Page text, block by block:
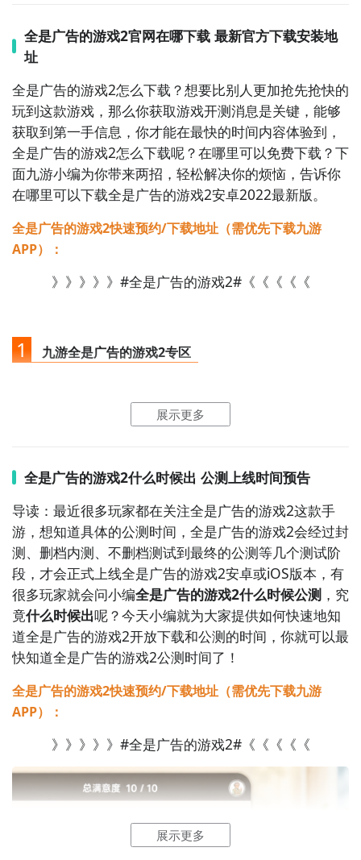
谜益智休闲游戏的玩家- 关注互联网适老化问题的朋友#
反广告 #防诈骗 #适老化 #亲情 #休闲益智 #解谜 #独
2、全是广告的游戏2图片欣赏：
全是广告的游戏2官网在哪下载 最新官方下载安装地
址
全是广告的游戏2怎么下载？想要比别人更加抢先抢快的
玩到这款游戏，那么你获取游戏开测消息是关键，能够
获取到第一手信息，你才能在最快的时间内容体验到，
全是广告的游戏2怎么下载呢？在哪里可以免费下载？下
面九游小编为你带来两招，轻松解决你的烦恼，告诉你
在哪里可以下载全是广告的游戏2安卓2022最新版。
全是广告的游戏2快速预约/下载地址（需优先下载九游
APP）：
》》》》》#全是广告的游戏2#《《《《《
1 九游全是广告的游戏2专区
，搜索全是广告的游戏2，进入之后你
会看到一个下载按钮，分别是【高速下载】
好的解决下载耗时长的问题。如图所示：
展示更多
全是广告的游戏2什么时候出 公测上线时间预告
导读：最近很多玩家都在关注全是广告的游戏2这款手
游，想知道具体的公测时间，全是广告的游戏2会经过封
测、删档内测、不删档测试到最终的公测等几个测试阶
段，才会正式上线全是广告的游戏2安卓或iOS版本，有
很多玩家就会问小编全是广告的游戏2什么时候公测，究
竟什么时候出呢？今天小编就为大家提供如何快速地知
道全是广告的游戏2开放下载和公测的时间，你就可以最
快知道全是广告的游戏2公测时间了！
全是广告的游戏2快速预约/下载地址（需优先下载九游
APP）：
》》》》》#全是广告的游戏2#《《《《《
展示更多